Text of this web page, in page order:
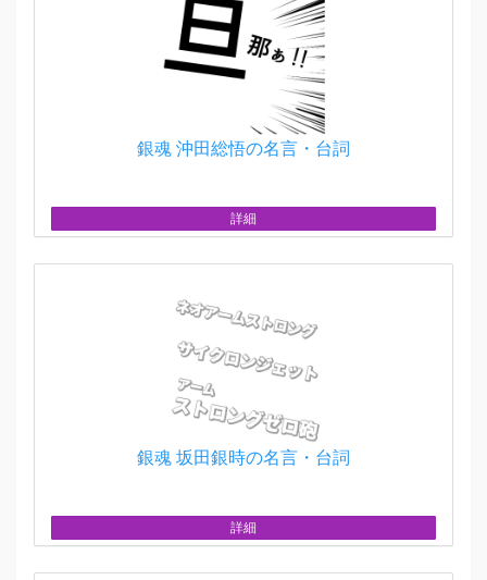
銀魂 沖田総悟の名言・台詞
詳細
銀魂 坂田銀時の名言・台詞
詳細